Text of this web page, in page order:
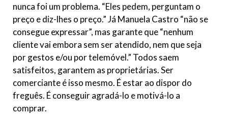
nunca foi um problema. “Eles pedem, perguntam o
preço e diz-lhes o preço.” Já Manuela Castro “não se
consegue expressar”, mas garante que “nenhum
cliente vai embora sem ser atendido, nem que seja
por gestos e/ou por telemóvel.” Todos saem
satisfeitos, garantem as proprietárias. Ser
comerciante é isso mesmo. É estar ao dispor do
freguês. É conseguir agradá-lo e motivá-lo a
comprar.